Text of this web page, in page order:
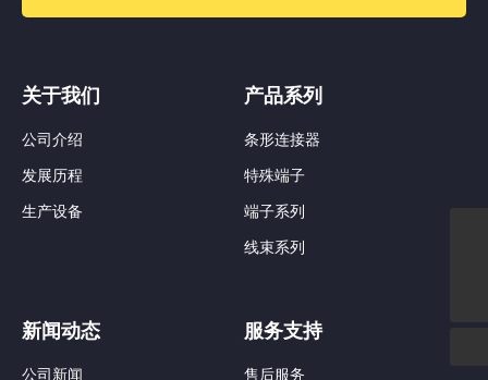
关于我们
公司介绍
发展历程
生产设备
产品系列
条形连接器
特殊端子
端子系列
线束系列
新闻动态
公司新闻
服务支持
售后服务
nbzcd@hotmail.com